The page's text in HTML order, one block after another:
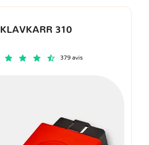
KLAVKARR 310
379 avis